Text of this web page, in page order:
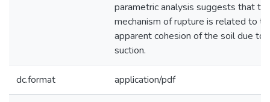
parametric analysis suggests that
mechanism of rupture is related to
apparent cohesion of the soil due to
suction.
dc.format application/pdf